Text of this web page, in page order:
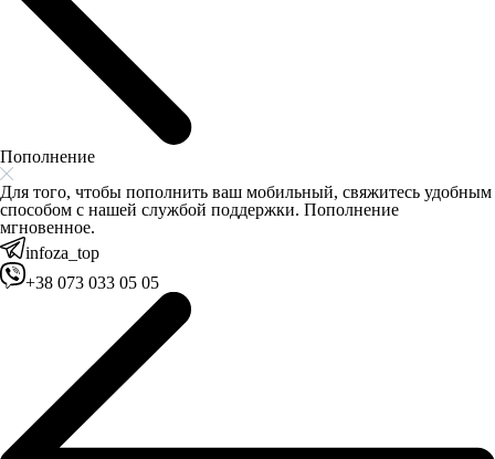
Пополнение
Для того, чтобы пополнить ваш мобильный, свяжитесь удобным
способом с нашей службой поддержки. Пополнение
мгновенное.
infoza_top
+38 073 033 05 05